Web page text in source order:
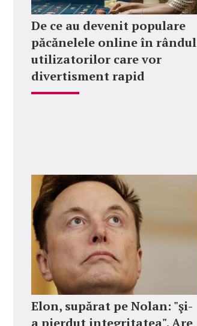
De ce au devenit populare
păcănelele online în rândul
utilizatorilor care vor
divertisment rapid
Elon, supărat pe Nolan: "şi-
a pierdut integritatea". Are